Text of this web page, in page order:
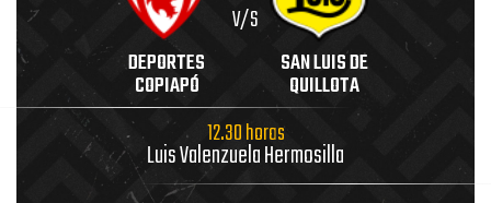
DEPORTES
COPIAPÓ
V/S
SAN LUIS DE
QUILLOTA
12.30 horas
Luis Valenzuela Hermosilla